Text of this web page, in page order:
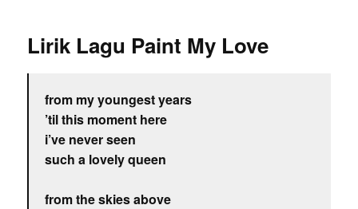
Lirik Lagu Paint My Love
from my youngest years
’til this moment here
i’ve never seen
such a lovely queen
from the skies above